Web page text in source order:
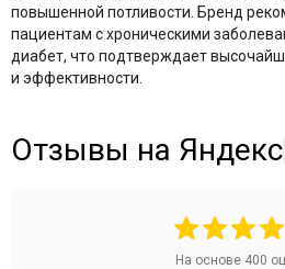
повышенной потливости . Бренд
пациентам с хроническими
диабет, что подтверждает
и эффективности
Отзывы на Яндекс
На основе 400